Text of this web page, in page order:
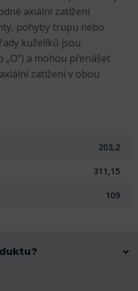
axiální zatížení
pohyby trupu nebo
kuželíků jsou
„O“) a mohou přenášet
zatížení v obou
203,2
311,15
109